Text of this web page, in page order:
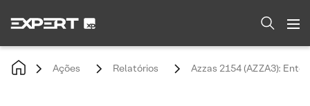
Ações Relatórios Azzas 2154 (AZZA3):